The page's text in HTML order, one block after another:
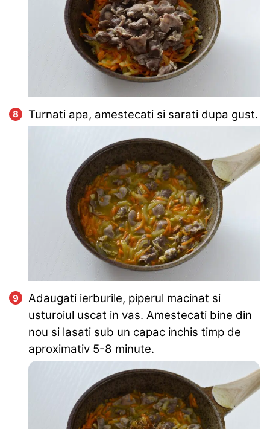
Turnati apa, amestecati si sarati dupa gust.
Adaugati ierburile, piperul macinat si
usturoiul uscat in vas. Amestecati bine din
nou si lasati sub un capac inchis timp de
aproximativ 5-8 minute.